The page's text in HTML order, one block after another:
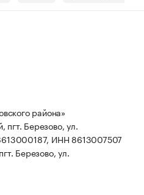
района»
Березово, ул.
ИНН 8613007507
Березово, ул.